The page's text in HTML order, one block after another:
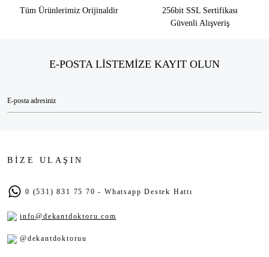
Tüm Ürünlerimiz Orijinaldir
256bit SSL Sertifikası
Güvenli Alışveriş
E-POSTA LİSTEMİZE KAYIT OLUN
BİZE ULAŞIN
0 (531) 831 75 70 - Whatsapp Destek Hattı
info@dekantdoktoru.com
@dekantdoktoruu